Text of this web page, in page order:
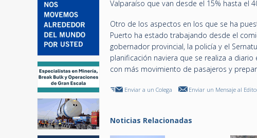
Valparaíso que van desde el 15% hasta el
Otro de los aspectos en los que se ha
Puerto ha estado trabajando desde el
gobernador provincial, la policía y el
planificación naviera que se realiza a
con más movimiento de pasajeros y
Enviar a un Colega Enviar un Mensaje al
Noticias Relacionadas